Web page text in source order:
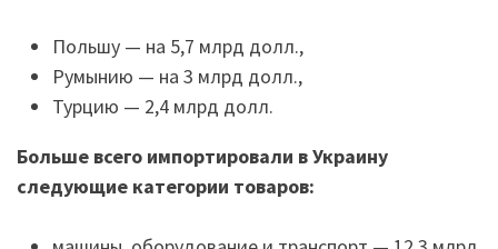
Польшу — на 5,7 млрд долл.,
Румынию — на 3 млрд долл.,
Турцию — 2,4 млрд долл.
Больше всего импортировали в Украину
следующие категории товаров: